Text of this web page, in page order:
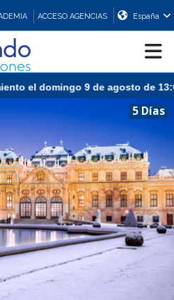
ACCESO AGENCIAS España
ASIA
15:30 (CEST/Madrid).
5 Días